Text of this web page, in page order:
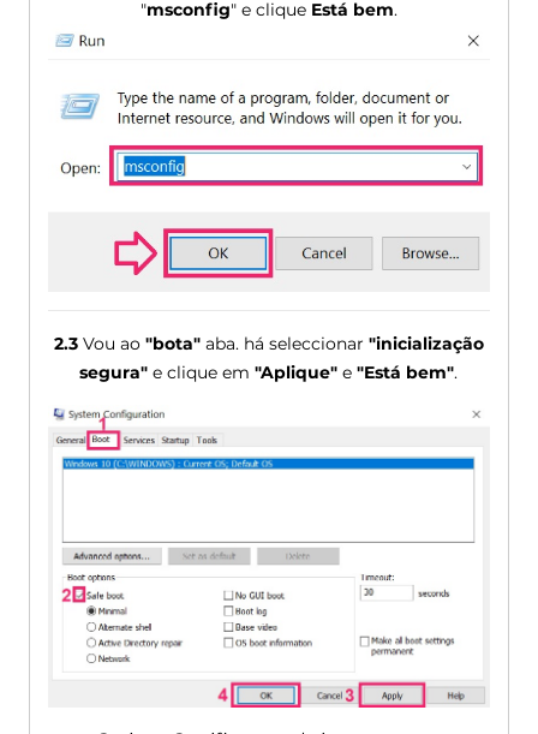
"msconfig" e clique Está bem.
2.3Vou ao "bota"aba. há seleccionar "inicialização
segura" e clique em"Aplique" e"Está bem".